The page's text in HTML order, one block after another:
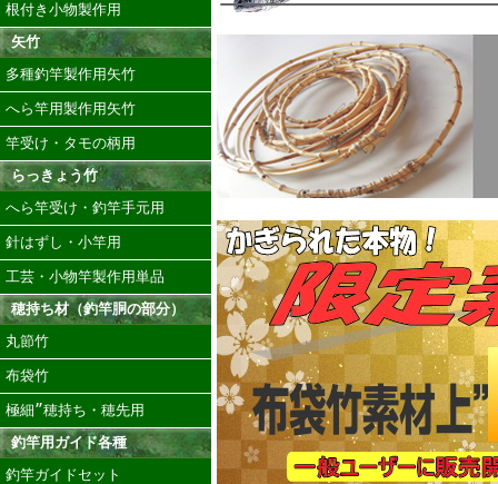
根付き小物製作用
矢竹
多種釣竿製作用矢竹
へら竿用製作用矢竹
竿受け・タモの柄用
らっきょう竹
へら竿受け・釣竿手元用
針はずし・小竿用
工芸・小物竿製作用単品
穂持ち材（釣竿胴の部分）
丸節竹
布袋竹
極細”穂持ち・穂先用
釣竿用ガイド各種
釣竿ガイドセット